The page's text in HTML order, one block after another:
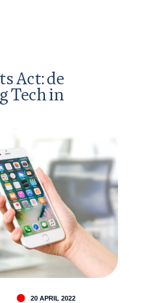
Act: de
Tech in
20 APRIL 2022